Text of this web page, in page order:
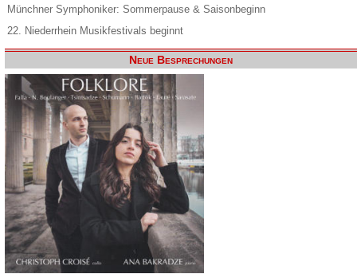
Münchner Symphoniker: Sommerpause & Saisonbeginn
22. Niederrhein Musikfestivals beginnt
Neue Besprechungen